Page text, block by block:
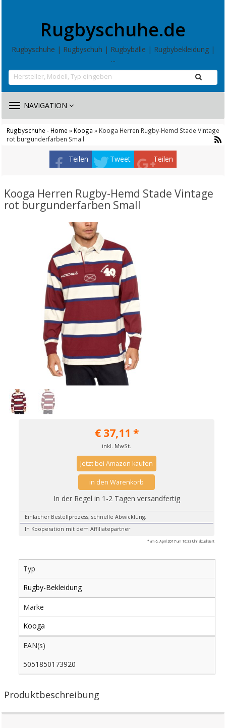
Rugbyschuhe.de
Rugbyschuhe | Rugbyschuh | Rugbybälle | Rugbybekleidung |
...
TOGGLE
NAVIGATION
Rugbyschuhe - Home » Kooga » Kooga Herren Rugby-Hemd Stade Vintage
rot burgunderfarben Small
Teilen Tweet Teilen
Kooga Herren Rugby-Hemd Stade Vintage
rot burgunderfarben Small
€37,11 *
inkl. MwSt.
Jetzt bei Amazon kaufen
in den Warenkorb
In der Regel in 1-2 Tagen versandfertig
Einfacher Bestellprozess, schnelle Abwicklung.
In Kooperation mit dem Affiliatepartner
* am 6. April 2017 um 16:33 Uhr aktualisiert
Typ
Rugby-Bekleidung
Marke
Kooga
EAN(s)
5051850173920
Produktbeschreibung